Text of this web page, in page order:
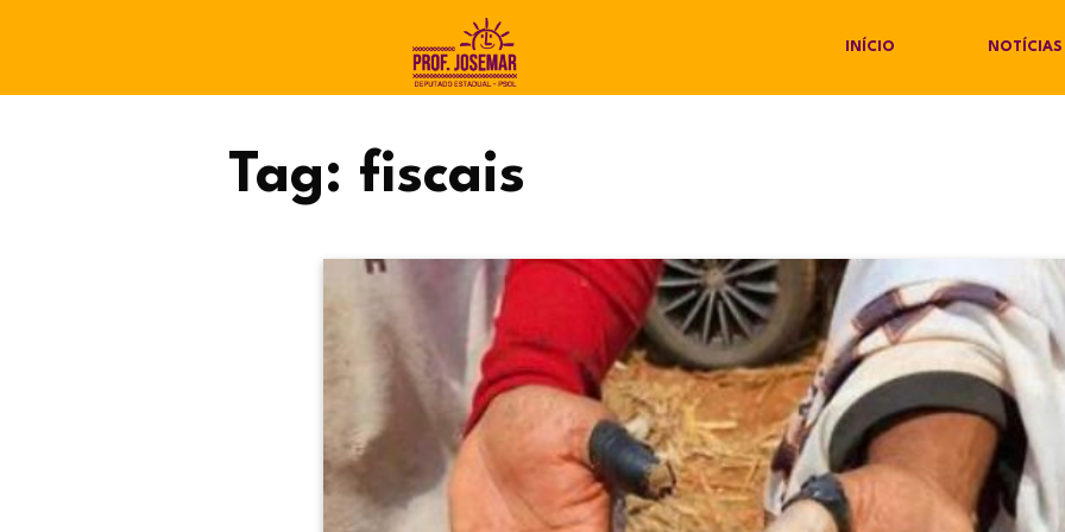
INÍCIO NOTÍCIAS
Tag: fiscais